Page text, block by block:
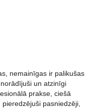
nemainīgas ir palikušas
un atzinīgi
prakse, ciešā
pasniedzēji,